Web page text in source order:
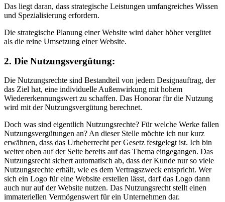
Das liegt daran, dass strategische Leistungen umfangreiches Wissen
und Spezialisierung erfordern.
Die strategische Planung einer Website wird daher höher vergütet
als die reine Umsetzung einer Website.
2. Die Nutzungsvergütung:
Die Nutzungsrechte sind Bestandteil von jedem Designauftrag, der
das Ziel hat, eine individuelle Außenwirkung mit hohem
Wiedererkennungswert zu schaffen. Das Honorar für die Nutzung
wird mit der Nutzungsvergütung berechnet.
Doch was sind eigentlich Nutzungsrechte? Für welche Werke fallen
Nutzungsvergütungen an? An dieser Stelle möchte ich nur kurz
erwähnen, dass das Urheberrecht per Gesetz festgelegt ist. Ich bin
weiter oben auf der Seite bereits auf das Thema eingegangen. Das
Nutzungsrecht sichert automatisch ab, dass der Kunde nur so viele
Nutzungsrechte erhält, wie es dem Vertragszweck entspricht. Wer
sich ein Logo für eine Website erstellen lässt, darf das Logo dann
auch nur auf der Website nutzen. Das Nutzungsrecht stellt einen
immateriellen Vermögenswert für ein Unternehmen dar.